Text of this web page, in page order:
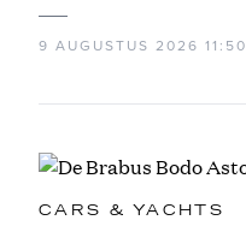
9 AUGUSTUS 2026 11:50
CARS & YACHTS